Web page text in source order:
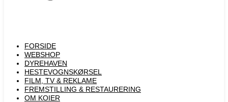
FORSIDE
WEBSHOP
DYREHAVEN
HESTEVOGNSKØRSEL
FILM, TV & REKLAME
FREMSTILLING & RESTAURERING​
OM KOIER